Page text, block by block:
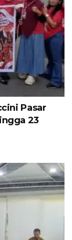
Pasar
23